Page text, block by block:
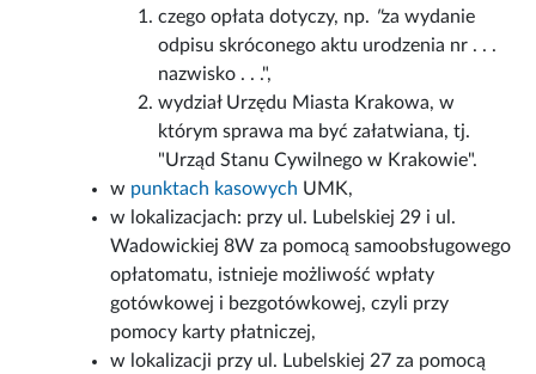
czego opłata dotyczy, np. "za wydanie
odpisu skróconego aktu urodzenia nr . . .
nazwisko . . .",
wydział Urzędu Miasta Krakowa, w
którym sprawa ma być załatwiana, tj.
"Urząd Stanu Cywilnego w Krakowie".
w punktach kasowych UMK,
w lokalizacjach: przy ul. Lubelskiej 29 i ul.
Wadowickiej 8W za pomocą samoobsługowego
opłatomatu, istnieje możliwość wpłaty
gotówkowej i bezgotówkowej, czyli przy
pomocy karty płatniczej,
w lokalizacji przy ul. Lubelskiej 27 za pomocą